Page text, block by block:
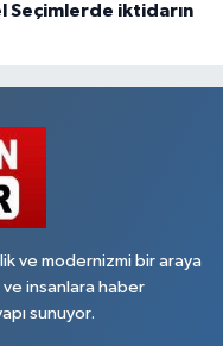
Seçimlerde iktidarın
ve modernizmi bir araya
insanlara haber
sunuyor.